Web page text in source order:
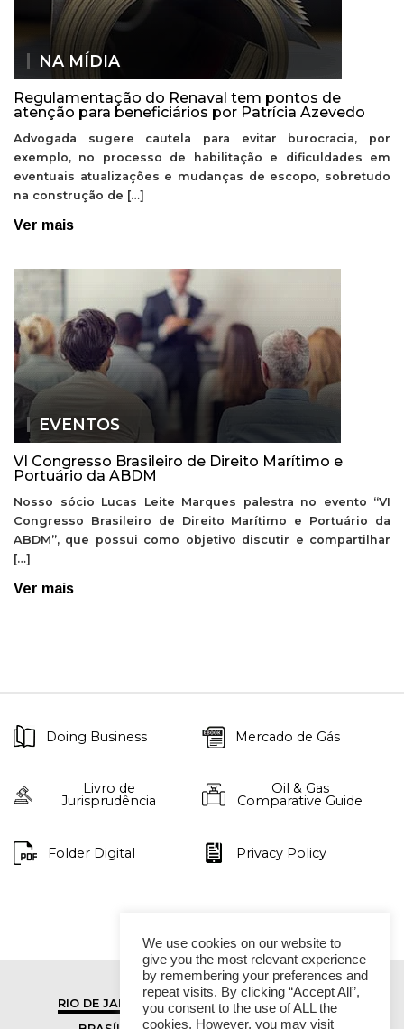
NA MÍDIA
Regulamentação do Renaval tem pontos de
atenção para beneficiários por Patrícia Azevedo
Advogada sugere cautela para evitar burocracia, por
exemplo, no processo de habilitação e dificuldades em
eventuais atualizações e mudanças de escopo, sobretudo
na construção de […]
Ver mais
EVENTOS
VI Congresso Brasileiro de Direito Marítimo e
Portuário da ABDM
Nosso sócio Lucas Leite Marques palestra no evento “VI
Congresso Brasileiro de Direito Marítimo e Portuário da
ABDM”, que possui como objetivo discutir e compartilhar
[…]
Ver mais
Doing Business Mercado de Gás
Livro de
Jurisprudência
Oil & Gas
Comparative Guide
Folder Digital Privacy Policy
RIO DE JANEIRO
SÃO PAULO
We use cookies on our website to
give you the most relevant experience
by remembering your preferences and
repeat visits. By clicking “Accept All”,
you consent to the use of ALL the
cookies. However, you may visit